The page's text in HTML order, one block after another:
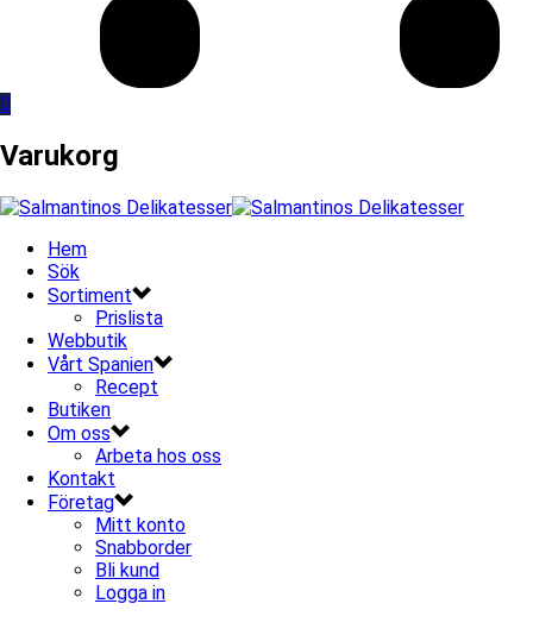
0
Varukorg
Hem
Sök
Sortiment
Prislista
Webbutik
Vårt Spanien
Recept
Butiken
Om oss
Arbeta hos oss
Kontakt
Företag
Mitt konto
Snabborder
Bli kund
Logga in